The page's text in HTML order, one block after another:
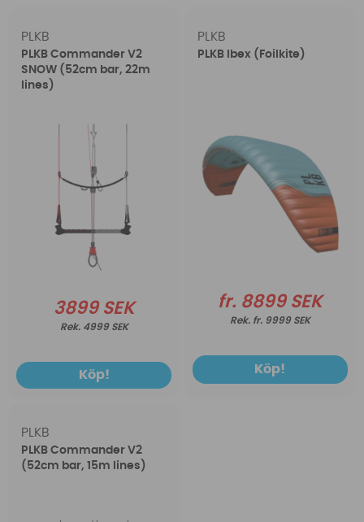
PLKB
PLKB Commander V2
SNOW (52cm bar, 22m
lines)
3899 SEK
4999 SEK
Köp!
PLKB
PLKB Ibex (Foilkite)
fr. 8899 SEK
fr. 9999 SEK
Köp!
PLKB
PLKB Commander V2
(52cm bar, 15m lines)